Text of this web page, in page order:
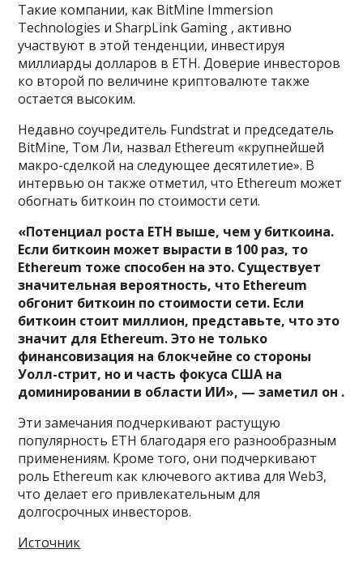
Такие компании, как BitMine Immersion
Technologies и SharpLink Gaming , активно
участвуют в этой тенденции, инвестируя
миллиарды долларов в ETH. Доверие инвесторов
ко второй по величине криптовалюте также
остается высоким.
Недавно соучредитель Fundstrat и председатель
BitMine, Том Ли, назвал Ethereum «крупнейшей
макро-сделкой на следующее десятилетие». В
интервью он также отметил, что Ethereum может
обогнать биткоин по стоимости сети.
«Потенциал роста ETH выше, чем у биткоина.
Если биткоин может вырасти в 100 раз, то
Ethereum тоже способен на это. Существует
значительная вероятность, что Ethereum
обгонит биткоин по стоимости сети. Если
биткоин стоит миллион, представьте, что это
значит для Ethereum. Это не только
финансовизация на блокчейне со стороны
Уолл-стрит, но и часть фокуса США на
доминировании в области ИИ», — заметил он .
Эти замечания подчеркивают растущую
популярность ETH благодаря его разнообразным
применениям. Кроме того, они подчеркивают
роль Ethereum как ключевого актива для Web3,
что делает его привлекательным для
долгосрочных инвесторов.
Источник